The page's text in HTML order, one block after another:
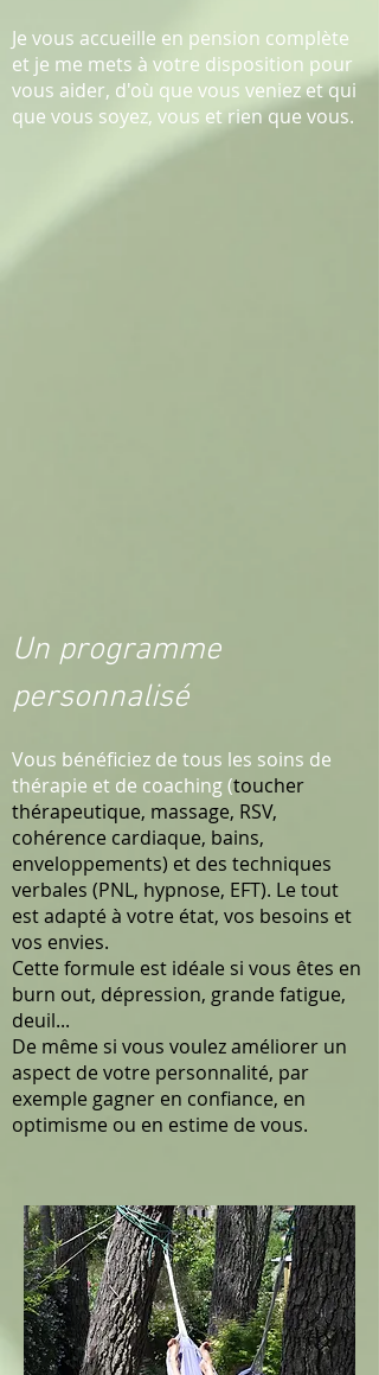
Je vous accueille en pension complète
et je me mets à votre disposition pour
vous aider, d'où que vous veniez et qui
que vous soyez, vous et rien que vous.
Un programme
personnalisé
Vous bénéficiez de tous les soins de
thérapie et de coaching (toucher
thérapeutique, massage, RSV,
cohérence cardiaque, bains,
enveloppements) et des techniques
verbales (PNL, hypnose, EFT). Le tout
est adapté à votre état, vos besoins et
vos envies.
Cette formule est idéale si vous êtes en
burn out, dépression, grande fatigue,
deuil...
De même si vous voulez améliorer un
aspect de votre personnalité, par
exemple gagner en confiance, en
optimisme ou en estime de vous.